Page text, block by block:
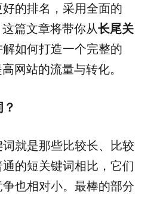
的排名，采用全面的
篇文章将带你从长尾关
如何打造一个完整的
网站的流量与转化。
就是那些比较长、比较
的短关键词相比，它们
也相对小。最棒的部分